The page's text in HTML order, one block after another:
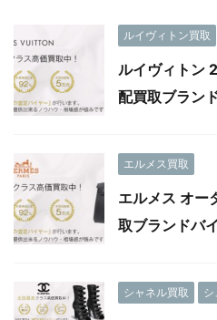
ルイヴィトン買取
ルイヴィトン
配買取ブラン
エルメス買取
エルメス オー
取ブランドバ
シャネル買取